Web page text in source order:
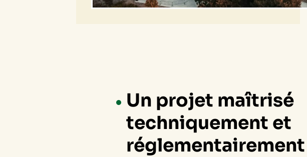
Un projet maîtrisé
techniquement et
réglementairement